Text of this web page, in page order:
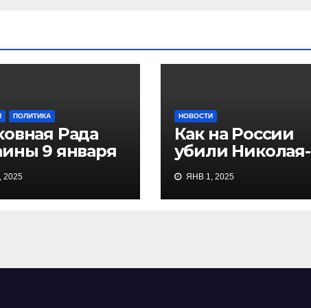
ПОЛИТИКА
Рада
9 января
приняла
2025
НОВОСТИ
Как на России
убили Николая-
угодника
ЯНВ 1, 2025